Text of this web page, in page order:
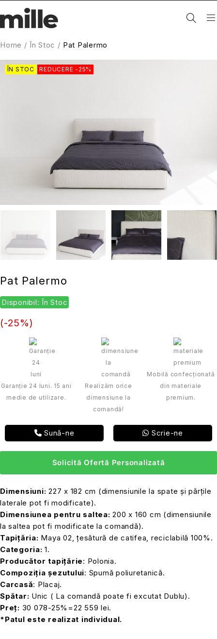
Home / În Stoc / Pat Palermo
ÎN STOC REDUCERE -25%
Pat Palermo
Disponibil: În Stoc
Garanție 24 luni. 15 ani
medie de utilizare.
Realizăm orice
dimensiune la
comandă!
Mobilă confecționată
din materiale
premium.
Sună-ne Scrie-ne
(-25%)
Solicită Ofertă Personalizată
Dimensiuni: 227 x 182 cm (dimensiunile la spate și părțile
laterale pot fi modificate).
Dimensiunea pentru saltea: 200 x 160 cm (dimensiunile
la saltea pot fi modificate la comandă).
Tapițăria: Maya 02, țesătură de catifea, reciclabilă 100%.
Categoria: 1.
Producător tapițărie: Polonia.
Compoziția șezutului: Spumă poliuretanică.
Carcasă: Placaj.
Spătar: Unic ( La comandă poate fi excutat Dublu).
Preț: 30 078-25%=22 559 lei.
*Patul este realizat individual.